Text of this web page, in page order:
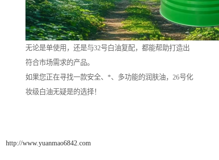
无论是单使用，还是与32号白油复配，都能帮助打造出
符合市场需求的产品。
如果您正在寻找一款安全、*、多功能的润肤油，26号化
妆级白油无疑是的选择！
http://www.yuanmao6842.com